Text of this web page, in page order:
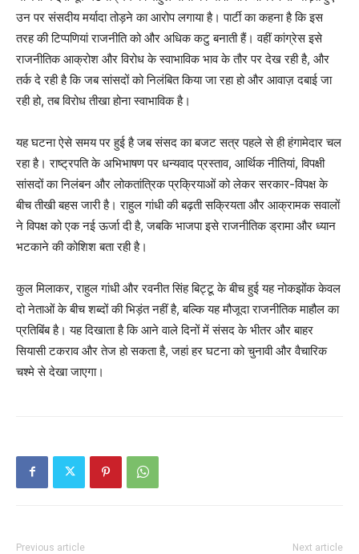
SUBSCRIBE NOW
Company
About
Contact us
My account
उन पर संसदीय मर्यादा तोड़ने का आरोप लगाया है। पार्टी का कहना है कि इस
तरह की टिप्पणियां राजनीति को और अधिक कटु बनाती हैं। वहीं कांग्रेस इसे
राजनीतिक आक्रोश और विरोध के स्वाभाविक भाव के तौर पर देख रही है, और
तर्क दे रही है कि जब सांसदों को निलंबित किया जा रहा हो और आवाज़ दबाई जा
रही हो, तब विरोध तीखा होना स्वाभाविक है।
यह घटना ऐसे समय पर हुई है जब संसद का बजट सत्र पहले से ही हंगामेदार चल
रहा है। राष्ट्रपति के अभिभाषण पर धन्यवाद प्रस्ताव, आर्थिक नीतियां, विपक्षी
सांसदों का निलंबन और लोकतांत्रिक प्रक्रियाओं को लेकर सरकार-विपक्ष के
बीच तीखी बहस जारी है। राहुल गांधी की बढ़ती सक्रियता और आक्रामक सवालों
ने विपक्ष को एक नई ऊर्जा दी है, जबकि भाजपा इसे राजनीतिक ड्रामा और ध्यान
भटकाने की कोशिश बता रही है।
कुल मिलाकर, राहुल गांधी और रवनीत सिंह बिट्टू के बीच हुई यह नोकझोंक केवल
दो नेताओं के बीच शब्दों की भिड़ंत नहीं है, बल्कि यह मौजूदा राजनीतिक माहौल का
प्रतिबिंब है। यह दिखाता है कि आने वाले दिनों में संसद के भीतर और बाहर
सियासी टकराव और तेज हो सकता है, जहां हर घटना को चुनावी और वैचारिक
चश्मे से देखा जाएगा।
Previous article Next article